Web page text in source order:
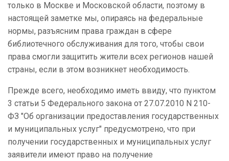
только в Москве и Московской области, поэтому в
настоящей заметке мы, опираясь на федеральные
нормы, разъясним права граждан в сфере
библиотечного обслуживания для того, чтобы свои
права смогли защитить жители всех регионов нашей
страны, если в этом возникнет необходимость.
Прежде всего, необходимо иметь ввиду, что пунктом
3 статьи 5 Федерального закона от 27.07.2010 N 210-
ФЗ "Об организации предоставления государственных
и муниципальных услуг" предусмотрено, что при
получении государственных и муниципальных услуг
заявители имеют право на получение